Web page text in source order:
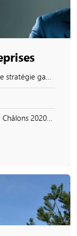
gagnante
2020-2025